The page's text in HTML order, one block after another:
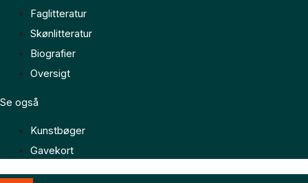
Faglitteratur
Skønlitteratur
Biografier
Oversigt
Se også
Kunstbøger
Gavekort